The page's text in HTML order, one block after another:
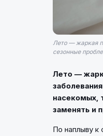
Лето — жаркая
сезонные
Лето —
насекомых,
заменять и
По наплыву к